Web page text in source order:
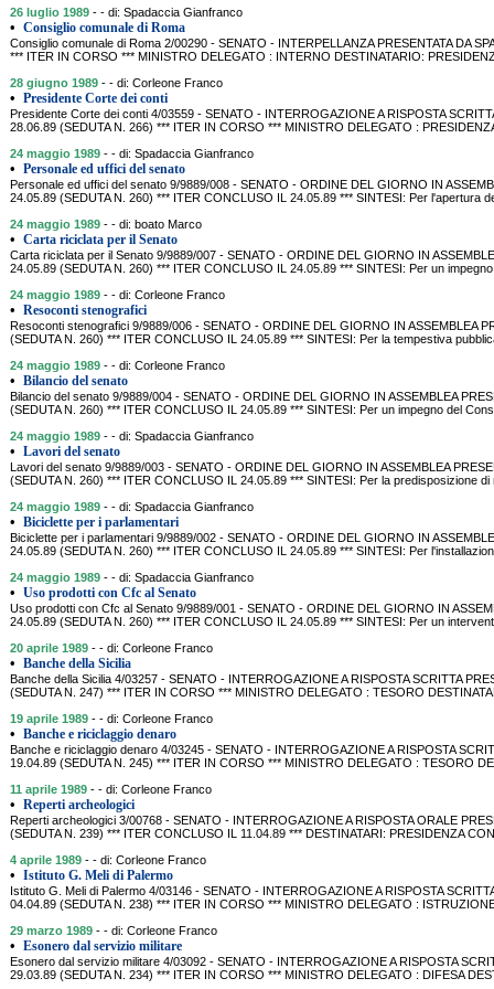
26 luglio 1989 - - di: Spadaccia Gianfranco
• Consiglio comunale di Roma
Consiglio comunale di Roma 2/00290 - SENATO - INTERPELLANZA PRESENTATA DA
*** ITER IN CORSO *** MINISTRO DELEGATO : INTERNO DESTINATARIO:
28 giugno 1989 - - di: Corleone Franco
• Presidente Corte dei conti
Presidente Corte dei conti 4/03559 - SENATO - INTERROGAZIONE A RISPOSTA
28.06.89 (SEDUTA N. 266) *** ITER IN CORSO *** MINISTRO DELEGATO :
24 maggio 1989 - - di: Spadaccia Gianfranco
• Personale ed uffici del senato
Personale ed uffici del senato 9/9889/008 - SENATO - ORDINE DEL GIORNO IN
24.05.89 (SEDUTA N. 260) *** ITER CONCLUSO IL 24.05.89 *** SINTESI: Per l'apertura
24 maggio 1989 - - di: boato Marco
• Carta riciclata per il Senato
Carta riciclata per il Senato 9/9889/007 - SENATO - ORDINE DEL GIORNO IN
24.05.89 (SEDUTA N. 260) *** ITER CONCLUSO IL 24.05.89 *** SINTESI: Per un
24 maggio 1989 - - di: Corleone Franco
• Resoconti stenografici
Resoconti stenografici 9/9889/006 - SENATO - ORDINE DEL GIORNO IN ASSEMBLEA
(SEDUTA N. 260) *** ITER CONCLUSO IL 24.05.89 *** SINTESI: Per la tempestiva
24 maggio 1989 - - di: Corleone Franco
• Bilancio del senato
Bilancio del senato 9/9889/004 - SENATO - ORDINE DEL GIORNO IN ASSEMBLEA
(SEDUTA N. 260) *** ITER CONCLUSO IL 24.05.89 *** SINTESI: Per un impegno del
24 maggio 1989 - - di: Spadaccia Gianfranco
• Lavori del senato
Lavori del senato 9/9889/003 - SENATO - ORDINE DEL GIORNO IN ASSEMBLEA
(SEDUTA N. 260) *** ITER CONCLUSO IL 24.05.89 *** SINTESI: Per la predisposizione
24 maggio 1989 - - di: Spadaccia Gianfranco
• Biciclette per i parlamentari
Biciclette per i parlamentari 9/9889/002 - SENATO - ORDINE DEL GIORNO IN
24.05.89 (SEDUTA N. 260) *** ITER CONCLUSO IL 24.05.89 *** SINTESI: Per
24 maggio 1989 - - di: Spadaccia Gianfranco
• Uso prodotti con Cfc al Senato
Uso prodotti con Cfc al Senato 9/9889/001 - SENATO - ORDINE DEL GIORNO IN
24.05.89 (SEDUTA N. 260) *** ITER CONCLUSO IL 24.05.89 *** SINTESI: Per un
20 aprile 1989 - - di: Corleone Franco
• Banche della Sicilia
Banche della Sicilia 4/03257 - SENATO - INTERROGAZIONE A RISPOSTA SCRITTA
(SEDUTA N. 247) *** ITER IN CORSO *** MINISTRO DELEGATO : TESORO
19 aprile 1989 - - di: Corleone Franco
• Banche e riciclaggio denaro
Banche e riciclaggio denaro 4/03245 - SENATO - INTERROGAZIONE A RISPOSTA
19.04.89 (SEDUTA N. 245) *** ITER IN CORSO *** MINISTRO DELEGATO : TESORO
11 aprile 1989 - - di: Corleone Franco
• Reperti archeologici
Reperti archeologici 3/00768 - SENATO - INTERROGAZIONE A RISPOSTA ORALE
(SEDUTA N. 239) *** ITER CONCLUSO IL 11.04.89 *** DESTINATARI: PRESIDENZA
4 aprile 1989 - - di: Corleone Franco
• Istituto G. Meli di Palermo
Istituto G. Meli di Palermo 4/03146 - SENATO - INTERROGAZIONE A RISPOSTA
04.04.89 (SEDUTA N. 238) *** ITER IN CORSO *** MINISTRO DELEGATO :
29 marzo 1989 - - di: Corleone Franco
• Esonero dal servizio militare
Esonero dal servizio militare 4/03092 - SENATO - INTERROGAZIONE A RISPOSTA
29.03.89 (SEDUTA N. 234) *** ITER IN CORSO *** MINISTRO DELEGATO : DIFESA